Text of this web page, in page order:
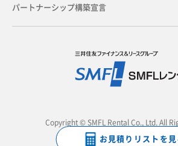
お見積りリストを見
パートナーシップ構築宣言
Copyright © SMFL Rental Co., Ltd. All